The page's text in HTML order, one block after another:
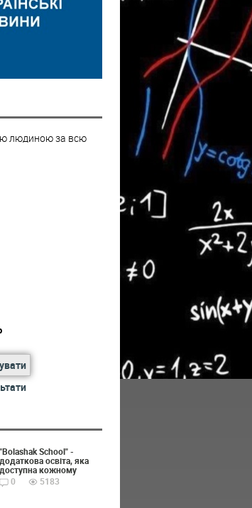
людиною за всю
"Bolashak School" -
додаткова освіта, яка
доступна кожному
0
5183